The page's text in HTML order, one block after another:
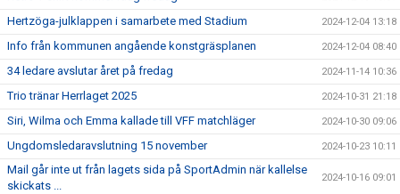
Hertzöga-julklappen i samarbete med Stadium 2024-12-04 13:18
Info från kommunen angående konstgräsplanen 2024-12-04 08:40
34 ledare avslutar året på fredag 2024-11-14 10:36
Trio tränar Herrlaget 2025 2024-10-31 21:18
Siri, Wilma och Emma kallade till VFF matchläger 2024-10-30 09:06
Ungdomsledaravslutning 15 november 2024-10-23 10:11
Mail går inte ut från lagets sida på SportAdmin när kallelse
skickats ...
2024-10-16 09:01